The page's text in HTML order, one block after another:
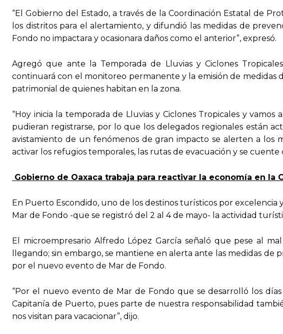
“El Gobierno del Estado, a través de la Coordinación Estatal de
los distritos para el alertamiento, y difundió las medidas de
Fondo no impactara y ocasionara daños como el anterior”, expresó.
Agregó que ante la Temporada de Lluvias y Ciclones
continuará con el monitoreo permanente y la emisión de medidas
patrimonial de quienes habitan en la zona.
“Hoy inicia la temporada de Lluvias y Ciclones Tropicales y
pudieran registrarse, por lo que los delegados regionales están
avistamiento de un fenómenos de gran impacto se alerten a los
activar los refugios temporales, las rutas de evacuación y se cuente
Gobierno de Oaxaca trabaja para reactivar la economía en la
En Puerto Escondido, uno de los destinos turísticos por
Mar de Fondo -que se registró del 2 al 4 de mayo- la actividad
El microempresario Alfredo López García señaló que pese al
llegando; sin embargo, se mantiene en alerta ante las medidas
por el nuevo evento de Mar de Fondo.
“Por el nuevo evento de Mar de Fondo que se desarrolló los
Capitanía de Puerto, pues parte de nuestra responsabilidad
nos visitan para vacacionar”, dijo.